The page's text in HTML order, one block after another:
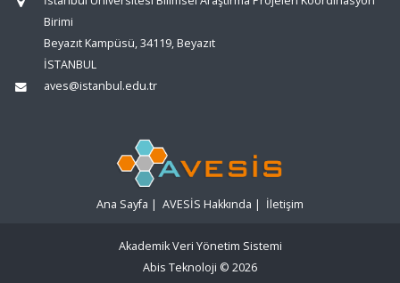
Birimi
Beyazıt Kampüsü, 34119, Beyazıt
İSTANBUL
aves@istanbul.edu.tr
Ana Sayfa | AVESİS Hakkında | İletişim
Akademik Veri Yönetim Sistemi
Abis Teknoloji © 2026